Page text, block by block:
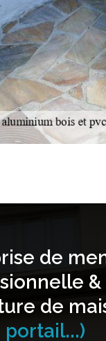
de
de